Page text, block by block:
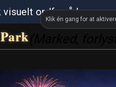
visuelt ordforråd
Klik én gang for at